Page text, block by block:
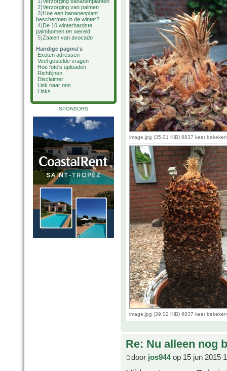
2)Verzorging van palmen
3)Hoe een bananenplant
beschermen in de winter?
4)De 10 winterhardste
palmbomen ter wereld
5)Zaaien van avocado
Handige pagina's
Exoten adressen
Veel gestelde vragen
Hoe foto's uploaden
Richtlijnen
Disclaimer
Link naar ons
Links
SPONSORS
image.jpg (35.01 KiB) 6837 keer bekeken
image.jpg (39.02 KiB) 6837 keer bekeken
Re: Nu alleen nog
door jos944op 15 jun 2015